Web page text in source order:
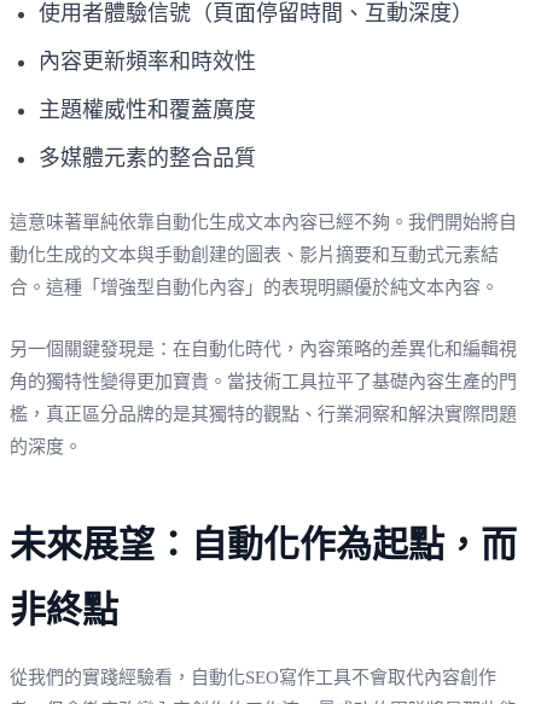
使用者體驗信號（頁面停留時間、互動深度）
內容更新頻率和時效性
主題權威性和覆蓋廣度
多媒體元素的整合品質
這意味著單純依靠自動化生成文本內容已經不夠。我們開始將自
動化生成的文本與手動創建的圖表、影片摘要和互動式元素結
合。這種「增強型自動化內容」的表現明顯優於純文本內容。
另一個關鍵發現是：在自動化時代，內容策略的差異化和編輯視
角的獨特性變得更加寶貴。當技術工具拉平了基礎內容生產的門
檻，真正區分品牌的是其獨特的觀點、行業洞察和解決實際問題
的深度。
未來展望：自動化作為起點，而
非終點
從我們的實踐經驗看，自動化SEO寫作工具不會取代內容創作